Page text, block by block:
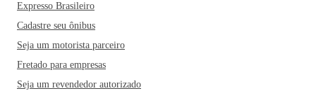
Expresso Brasileiro
Cadastre seu ônibus
Seja um motorista parceiro
Fretado para empresas
Seja um revendedor autorizado